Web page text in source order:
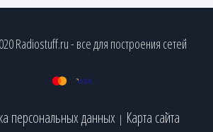
Radiostuff.ru - все для построения сетей
персональных данных | Карта сайта